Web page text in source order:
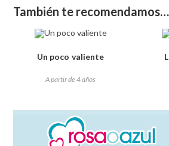
También te recomendamos…
Un poco valiente
A partir de 4 años